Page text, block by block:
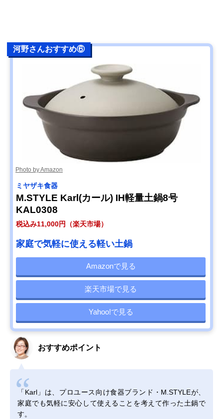
河野さんおすすめ⑥
Photo by Amazon
ミヤザキ食器
M.STYLE Karl(カール) IH軽量土鍋8号
KAL0308
税込み11,000円（楽天市場）
家庭で気軽に使える軽い土鍋
Amazonで見る
楽天市場で見る
Yahoo!で見る
おすすめポイント
「Karl」は、プロユース向け食器ブランド・M.STYLEが、
家庭でも気軽に安心して使えることを考えて作った土鍋で
す。